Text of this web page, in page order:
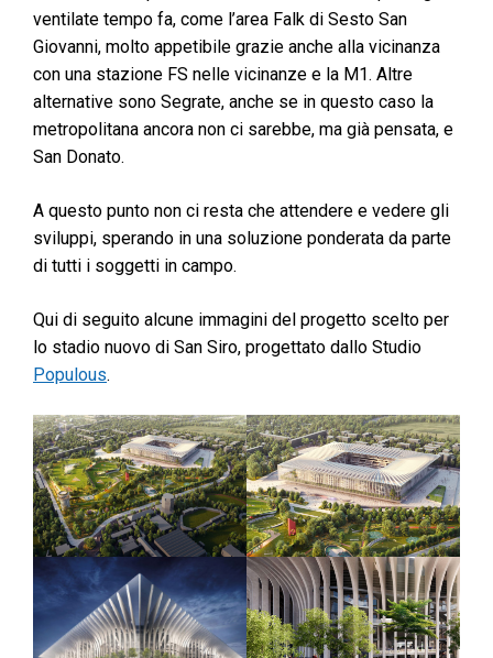
ventilate tempo fa, come l’area Falk di Sesto San
Giovanni, molto appetibile grazie anche alla vicinanza
con una stazione FS nelle vicinanze e la M1. Altre
alternative sono Segrate, anche se in questo caso la
metropolitana ancora non ci sarebbe, ma già pensata, e
San Donato.
A questo punto non ci resta che attendere e vedere gli
sviluppi, sperando in una soluzione ponderata da parte
di tutti i soggetti in campo.
Qui di seguito alcune immagini del progetto scelto per
lo stadio nuovo di San Siro, progettato dallo Studio
Populous.